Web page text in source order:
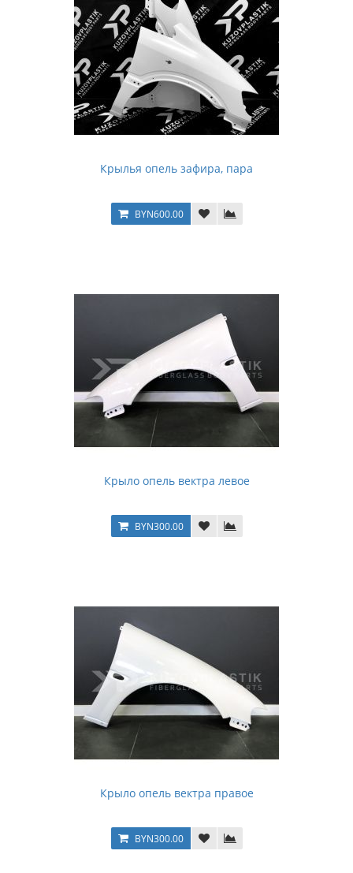
Крылья опель зафира, пара
BYN600.00
Крыло опель вектра левое
BYN300.00
Крыло опель вектра правое
BYN300.00